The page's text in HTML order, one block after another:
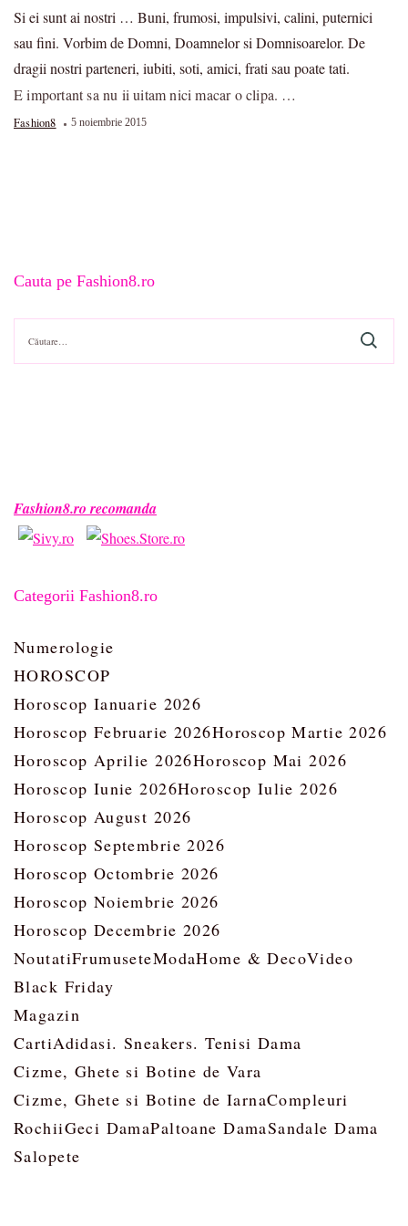
Si ei sunt ai nostri … Buni, frumosi, impulsivi, calini, puternici
sau fini. Vorbim de Domni, Doamnelor si Domnisoarelor. De
dragii nostri parteneri, iubiti, soti, amici, frati sau poate tati.
E important sa nu ii uitam nici macar o clipa. …
Fashion8 5 noiembrie 2015
Cauta pe Fashion8.ro
Caută
după:
Fashion8.ro recomanda
Categorii Fashion8.ro
Numerologie
HOROSCOP
Horoscop Ianuarie 2026
Horoscop Februarie 2026Horoscop Martie 2026
Horoscop Aprilie 2026Horoscop Mai 2026
Horoscop Iunie 2026Horoscop Iulie 2026
Horoscop August 2026
Horoscop Septembrie 2026
Horoscop Octombrie 2026
Horoscop Noiembrie 2026
Horoscop Decembrie 2026
NoutatiFrumuseteModaHome & DecoVideo
Black Friday
Magazin
CartiAdidasi. Sneakers. Tenisi Dama
Cizme, Ghete si Botine de Vara
Cizme, Ghete si Botine de IarnaCompleuri
RochiiGeci DamaPaltoane DamaSandale Dama
Salopete